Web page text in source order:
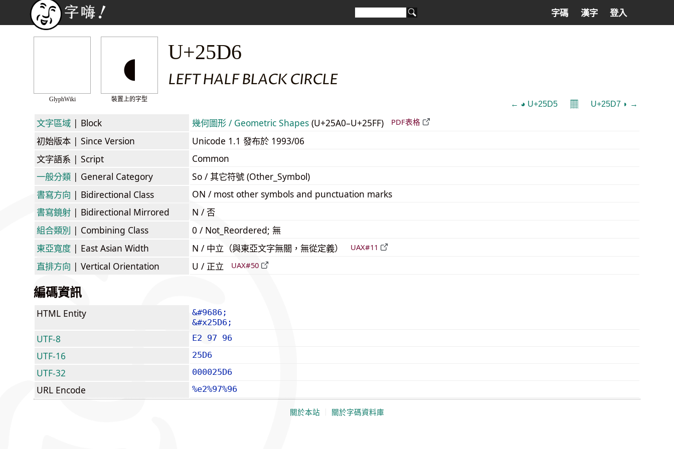
字碼 漢字 登入
GlyphWiki
◖
裝置上的字型
U+25D6
LEFT HALF BLACK CIRCLE
← ◕ U+25D5 𝄜 U+25D7 ◗ →
文字區域 | Block 幾何圖形 / Geometric Shapes (U+25A0–U+25FF) PDF表格
初始版本 | Since Version
Unicode 1.1 發布於 1993/06
文字語系 | Script
Common
一般分類 | General Category
So / 其它符號 (Other_Symbol)
書寫方向 | Bidirectional Class
ON / most other symbols and punctuation marks
書寫鏡射 | Bidirectional Mirrored
N / 否
組合類別 | Combining Class
0 / Not_Reordered; 無
東亞寬度 | East Asian Width N / 中立（與東亞文字無關，無從定義） UAX#11
直排方向 | Vertical Orientation U / 正立 UAX#50
編碼資訊
HTML Entity
&#9686;
&#x25D6;
UTF-8 E2 97 96
UTF-16 25D6
UTF-32 000025D6
URL Encode %e2%97%96
關於本站 關於字碼資料庫